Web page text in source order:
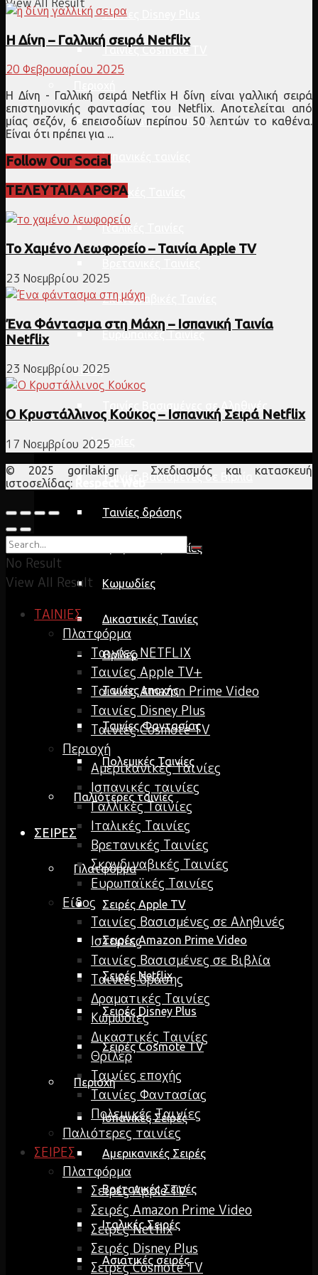
Ταινίες Disney Plus
Ταινίες Cosmote TV
Αμερικανικές Ταινίες
Ισπανικές ταινίες
Γαλλικές Ταινίες
Ιταλικές Ταινίες
Σκανδιναβικές Ταινίες
Ευρωπαϊκές Ταινίες
Είδος
Ταινίες Βασισμένες σε Αληθινές
Ιστορίες
Ταινίες Βασισμένες σε Βιβλία
Ταινίες δράσης
Δραματικές Ταινίες
Κωμωδίες
Δικαστικές Ταινίες
Θρίλερ
Ταινίες εποχής
Ταινίες Φαντασίας
Πολεμικές Ταινίες
Παλιότερες ταινίες
ΣΕΙΡΕΣ
Πλατφόρμα
Σειρές Apple TV
Σειρές Amazon Prime Video
Σειρές Netflix
Σειρές Disney Plus
Σειρές Cosmote TV
Περιοχή
Ισπανικές Σειρές
Αμερικανικές Σειρές
Βρετανικές Σειρές
Ιταλικές Σειρές
Ασιατικές σειρές
Η Δίνη – Γαλλική σειρά Netflix
20 Φεβρουαρίου 2025
Η Δίνη - Γαλλική σειρά Netflix Η δίνη είναι γαλλική σειρά
επιστημονικής φαντασίας του Netflix. Αποτελείται από
μίας σεζόν, 6 επεισοδίων περίπου 50 λεπτών το καθένα.
Είναι ότι πρέπει για ...
Follow Our Social
ΤΕΛΕΥΤΑΙΑ ΑΡΘΡΑ
Το Χαμένο Λεωφορείο – Ταινία Apple TV
23 Νοεμβρίου 2025
Ένα Φάντασμα στη Μάχη – Ισπανική Ταινία
Netflix
23 Νοεμβρίου 2025
Ο Κρυστάλλινος Κούκος – Ισπανική Σειρά Netflix
17 Νοεμβρίου 2025
© 2025 gorilaki.gr – Σχεδιασμός και κατασκευή
ιστοσελίδας:
No Result
View All Result
ΤΑΙΝΙΕΣ
Πλατφόρμα
Ταινίες NETFLIX
Ταινίες Apple TV+
Ταινίες Amazon Prime Video
Ταινίες Disney Plus
Ταινίες Cosmote TV
Περιοχή
Αμερικανικές Ταινίες
Ισπανικές ταινίες
Γαλλικές Ταινίες
Ιταλικές Ταινίες
Βρετανικές Ταινίες
Σκανδιναβικές Ταινίες
Ευρωπαϊκές Ταινίες
Είδος
Ταινίες Βασισμένες σε Αληθινές
Ιστορίες
Ταινίες Βασισμένες σε Βιβλία
Ταινίες δράσης
Δραματικές Ταινίες
Κωμωδίες
Δικαστικές Ταινίες
Θρίλερ
Ταινίες εποχής
Ταινίες Φαντασίας
Πολεμικές Ταινίες
Παλιότερες ταινίες
ΣΕΙΡΕΣ
Πλατφόρμα
Σειρές Apple TV
Σειρές Amazon Prime Video
Σειρές Netflix
Σειρές Disney Plus
Σειρές Cosmote TV